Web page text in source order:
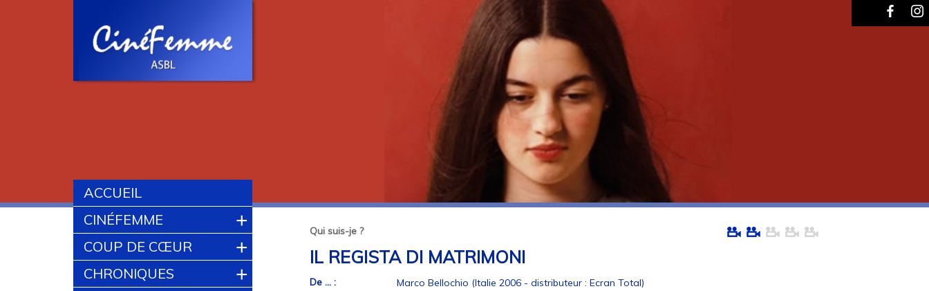
ACCUEIL
CINÉFEMME
+
COUP DE CŒUR +
CHRONIQUES +
Qui suis-je ?
IL REGISTA DI MATRIMONI
De ... :
Marco Bellochio (Italie 2006 - distributeur : Ecran Total)